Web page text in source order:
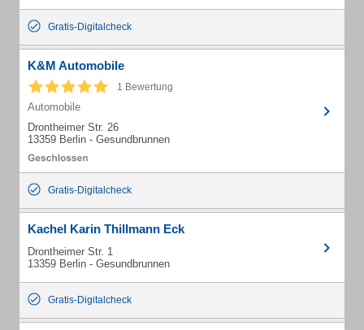
Gratis-Digitalcheck
K&M Automobile
1 Bewertung
Automobile
Drontheimer Str. 26
13359 Berlin - Gesundbrunnen
Gratis-Digitalcheck
Kachel Karin Thillmann Eck
Drontheimer Str. 1
13359 Berlin - Gesundbrunnen
Gratis-Digitalcheck